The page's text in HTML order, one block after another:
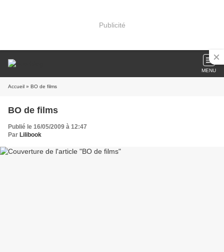
Publicité
MENU
Accueil » BO de films
BO de films
Publié le 16/05/2009 à 12:47
Par Lilibook